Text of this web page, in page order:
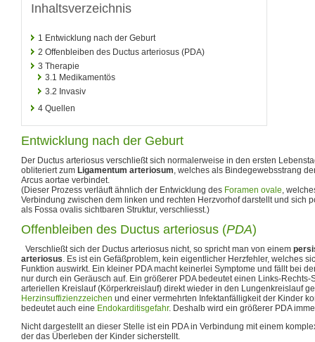
Inhaltsverzeichnis
1 Entwicklung nach der Geburt
2 Offenbleiben des Ductus arteriosus (PDA)
3 Therapie
3.1 Medikamentös
3.2 Invasiv
4 Quellen
Entwicklung nach der Geburt
Der Ductus arteriosus verschließt sich normalerweise in den ersten
obliteriert zum Ligamentum arteriosum, welches als Bindegewebsstrang
Arcus aortae verbindet.
(Dieser Prozess verläuft ähnlich der Entwicklung des Foramen ovale,
Verbindung zwischen dem linken und rechten Herzvorhof darstellt und sich
als Fossa ovalis sichtbaren Struktur, verschliesst.)
Offenbleiben des Ductus arteriosus (PDA)
Verschließt sich der Ductus arteriosus nicht, so spricht man von einem
arteriosus. Es ist ein Gefäßproblem, kein eigentlicher Herzfehler, welches
Funktion auswirkt. Ein kleiner PDA macht keinerlei Symptome und fällt bei
nur durch ein Geräusch auf. Ein größerer PDA bedeutet einen Links-Rechts-
arteriellen Kreislauf (Körperkreislauf) direkt wieder in den Lungenkreislauf
Herzinsuffizienzzeichen und einer vermehrten Infektanfälligkeit der Kinder
bedeutet auch eine Endokarditisgefahr. Deshalb wird ein größerer PDA
Nicht dargestellt an dieser Stelle ist ein PDA in Verbindung mit einem
der das Überleben der Kinder sicherstellt.